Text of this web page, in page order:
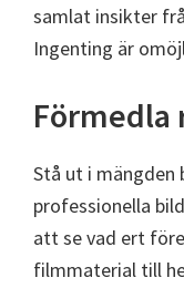
samlat insikter
Ingenting är
Förmedla
Stå ut i mängden
professionella
att se vad ert
filmmaterial till